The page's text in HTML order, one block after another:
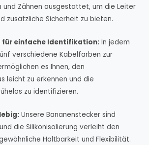
und Zähnen ausgestattet, um die Leiter
zusätzliche Sicherheit zu bieten.
für einfache Identifikation: In jedem
verschiedene Kabelfarben zur
es Ihnen, den
leicht zu erkennen und die
zu identifizieren.
Unsere Bananenstecker sind
die Silikonisolierung verleiht den
Haltbarkeit und Flexibilität.